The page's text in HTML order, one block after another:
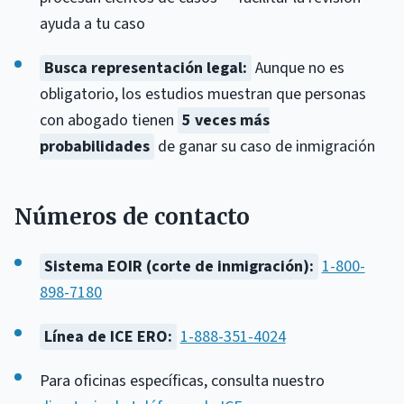
ayuda a tu caso
Busca representación legal: Aunque no es
obligatorio, los estudios muestran que personas
con abogado tienen 5 veces más
probabilidades de ganar su caso de inmigración
Números de contacto
Sistema EOIR (corte de inmigración): 1-800-
898-7180
Línea de ICE ERO: 1-888-351-4024
Para oficinas específicas, consulta nuestro